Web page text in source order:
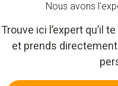
Nous avons
Trouve ici l’expert qu’il
et prends